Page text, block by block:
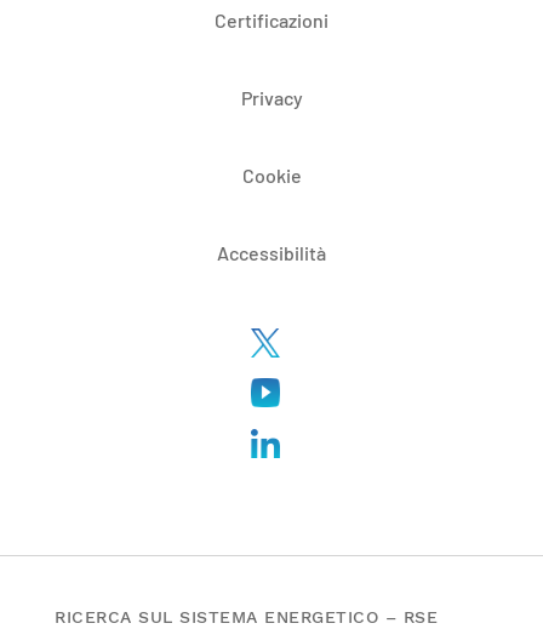
Certificazioni
Privacy
Cookie
Accessibilità
RICERCA SUL SISTEMA ENERGETICO – RSE